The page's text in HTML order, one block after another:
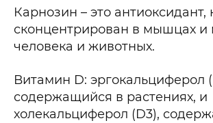
Карнозин – это антиоксидант,
сконцентрирован в мышцах и
человека и животных.
Витамин D: эргокальциферол
содержащийся в растениях, и
холекальциферол (D3),